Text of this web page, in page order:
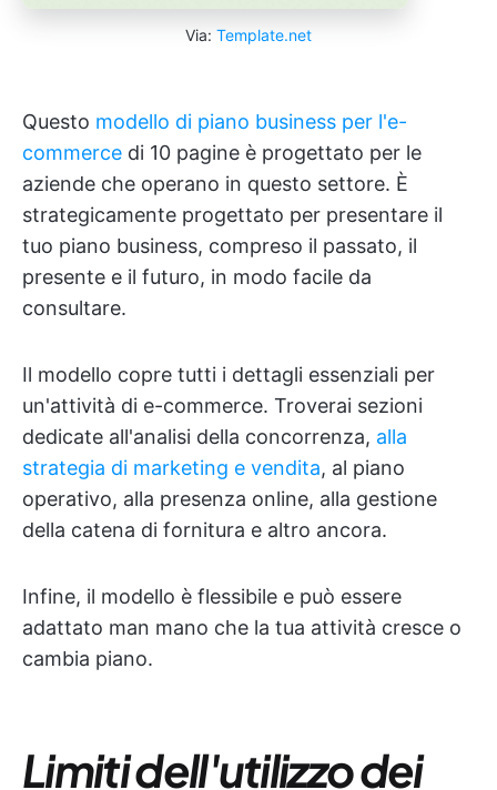
Via: Template.net
Questo modello di piano business per l'e-
commerce di 10 pagine è progettato per le
aziende che operano in questo settore. È
strategicamente progettato per presentare il
tuo piano business, compreso il passato, il
presente e il futuro, in modo facile da
consultare.
Il modello copre tutti i dettagli essenziali per
un'attività di e-commerce. Troverai sezioni
dedicate all'analisi della concorrenza, alla
strategia di marketing e vendita, al piano
operativo, alla presenza online, alla gestione
della catena di fornitura e altro ancora.
Infine, il modello è flessibile e può essere
adattato man mano che la tua attività cresce o
cambia piano.
Limiti dell'utilizzo dei